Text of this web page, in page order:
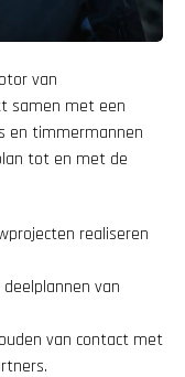
van
samen met een
en timmermannen
tot en met de
realiseren
van
van contact met